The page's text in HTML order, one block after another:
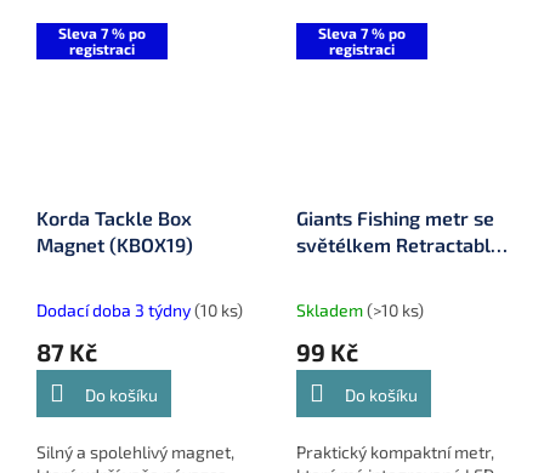
Sleva 7 % po
registraci
Korda Tackle Box
Magnet (KBOX19)
Dodací doba 3 týdny(10 ks)
87 Kč
Do košíku
Silný a spolehlivý magnet,
Sleva 7 % po
registraci
Giants Fishing metr se
světélkem Retractable
Skladem(>10 ks)
99 Kč
Do košíku
Praktický kompaktní metr,